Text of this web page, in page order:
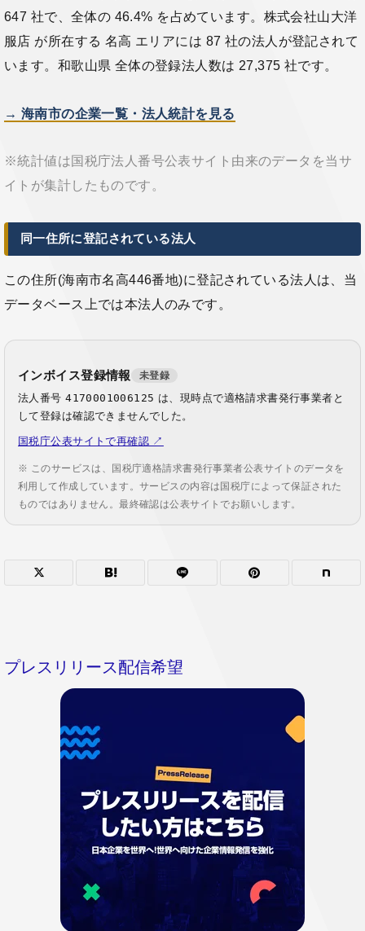
647 社で、全体の 46.4% を占めています。株式会社山大洋
服店 が所在する 名高 エリアには 87 社の法人が登記されて
います。和歌山県 全体の登録法人数は 27,375 社です。
→ 海南市の企業一覧・法人統計を見る
※統計値は国税庁法人番号公表サイト由来のデータを当サ
イトが集計したものです。
同一住所に登記されている法人
この住所(海南市名高446番地)に登記されている法人は、当
データベース上では本法人のみです。
インボイス登録情報 未登録
法人番号4170001006125 は、現時点で適格請求書発行事業者と
して登録は確認できませんでした。
国税庁公表サイトで再確認 ↗
※ このサービスは、国税庁適格請求書発行事業者公表サイトのデータを
利用して作成しています。サービスの内容は国税庁によって保証された
ものではありません。最終確認は公表サイトでお願いします。
プレスリリース配信希望